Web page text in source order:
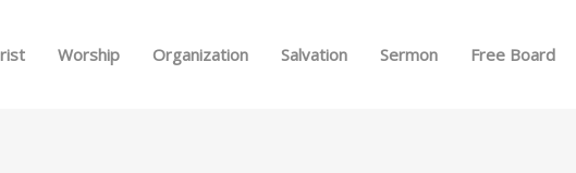
Worship Organization Salvation Sermon Free Board